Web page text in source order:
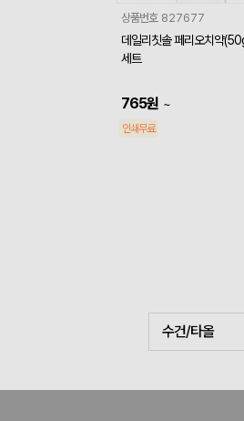
상품번호 827677
데일리칫솔 페리오치약
세트
765원 ~
인쇄무료
수건/타올